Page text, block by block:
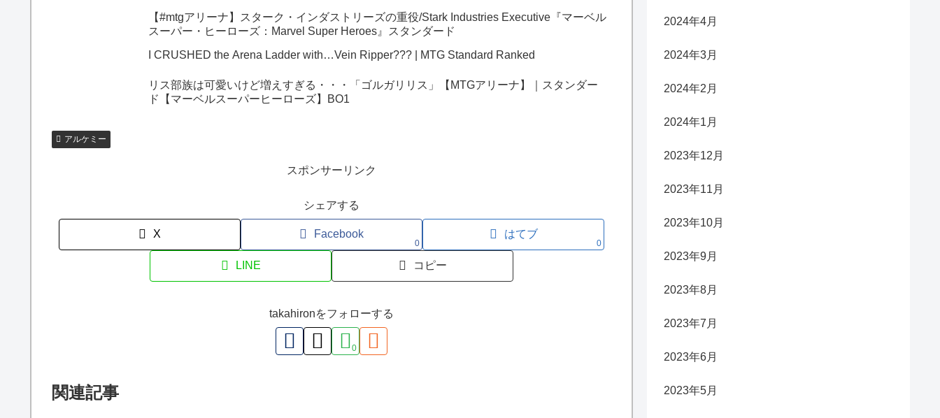
【#mtgアリーナ】スターク・インダストリーズの重役/Stark Industries Executive『マーベル
スーパー・ヒーローズ：Marvel Super Heroes』スタンダード
I CRUSHED the Arena Ladder with…Vein Ripper??? | MTG Standard Ranked
リス部族は可愛いけど増えすぎる・・・「ゴルガリリス」【MTGアリーナ】｜スタンダー
ド【マーベルスーパーヒーローズ】BO1
アルケミー
スポンサーリンク
シェアする
X Facebook
0
はてブ
0
LINE コピー
takahironをフォローする
0
関連記事
2024年4月
2024年3月
2024年2月
2024年1月
2023年12月
2023年11月
2023年10月
2023年9月
2023年8月
2023年7月
2023年6月
2023年5月